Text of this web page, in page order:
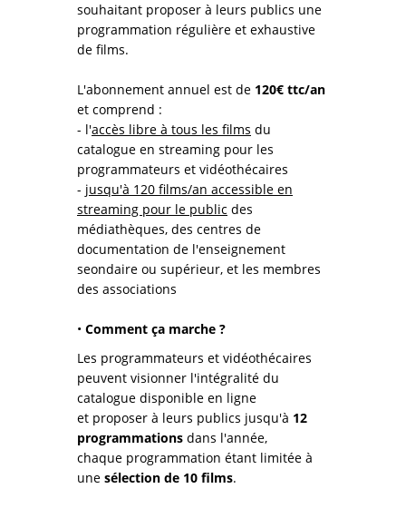
souhaitant proposer à leurs publics une
programmation régulière et exhaustive
de films.
L'abonnement annuel est de 120€ ttc/an
et comprend :
- l'accès libre à tous les films du
catalogue en streaming pour les
programmateurs et vidéothécaires
- jusqu'à 120 films/an accessible en
streaming pour le public des
médiathèques, des centres de
documentation de l'enseignement
seondaire ou supérieur, et les membres
des associations
• Comment ça marche ?
Les programmateurs et vidéothécaires
peuvent visionner l'intégralité du
catalogue disponible en ligne
et proposer à leurs publics jusqu'à 12
programmations dans l'année,
chaque programmation étant limitée à
une sélection de 10 films.